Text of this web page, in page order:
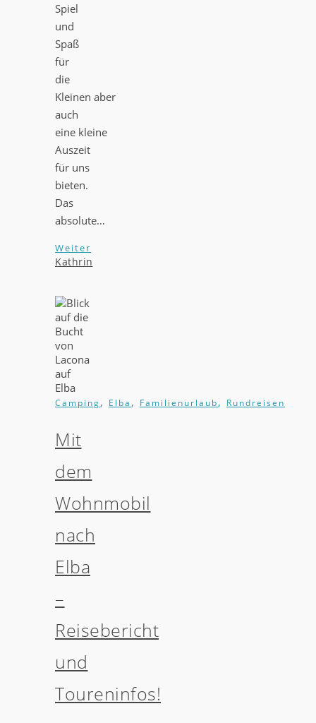
Spiel
und
Spaß
für
die
Kleinen aber
auch
eine kleine
Auszeit
für uns
bieten.
Das
absolute…
Weiter
Kathrin
Camping, Elba , Familienurlaub, Rundreisen
Mit
dem
Wohnmobil
nach
Elba
–
Reisebericht
und
Toureninfos!